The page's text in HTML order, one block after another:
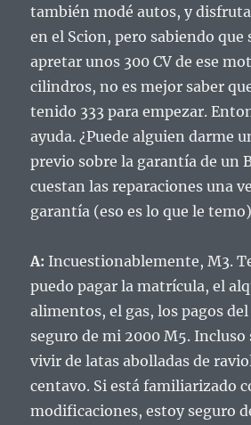
también modé autos, y
en el Scion, pero sabiendo que
apretar unos 300 CV de ese
cilindros, no es mejor saber
tenido 333 para empezar.
ayuda. ¿Puede alguien darme
previo sobre la garantía de un
cuestan las reparaciones una
garantía (eso es lo que le
A: Incuestionablemente, M3.
puedo pagar la matrícula, el
alimentos, el gas, los pagos
seguro de mi 2000 M5. Incluso
vivir de latas abolladas de
centavo. Si está familiarizado
modificaciones, estoy seguro